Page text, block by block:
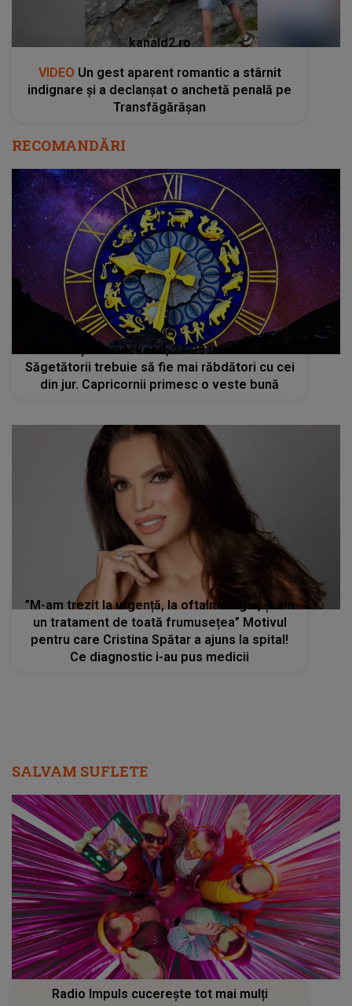
kanald2.ro
VIDEO Un gest aparent romantic a stârnit
indignare și a declanșat o anchetă penală pe
Transfăgărășan
RECOMANDĂRI
Horoscop de weekend, 27-28 ianuarie 2024:
Săgetătorii trebuie să fie mai răbdători cu cei
din jur. Capricornii primesc o veste bună
”M-am trezit la urgență, la oftalmologie, și am
un tratament de toată frumusețea” Motivul
pentru care Cristina Spătar a ajuns la spital!
Ce diagnostic i-au pus medicii
SALVAM SUFLETE
Radio Impuls cucerește tot mai mulți